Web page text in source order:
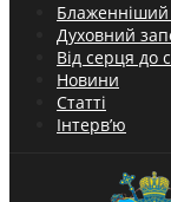
Духовний
Від серця до
Новини
Статті
Інтерв’ю